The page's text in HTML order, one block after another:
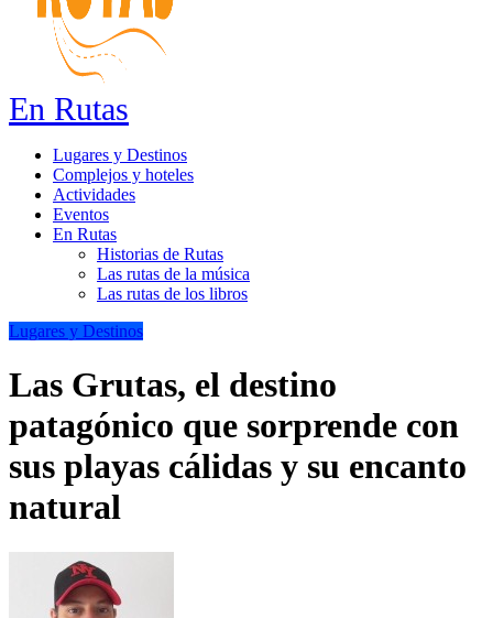
En Rutas
Lugares y Destinos
Complejos y hoteles
Actividades
Eventos
En Rutas
Historias de Rutas
Las rutas de la música
Las rutas de los libros
Lugares y Destinos
Las Grutas, el destino
patagónico que sorprende con
sus playas cálidas y su encanto
natural